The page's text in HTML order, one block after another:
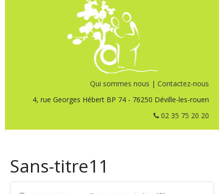
Qui sommes nous | Contactez-nous
4, rue Georges Hébert BP 74 - 76250 Déville-les-rouen
02 35 75 20 20
Sans-titre11